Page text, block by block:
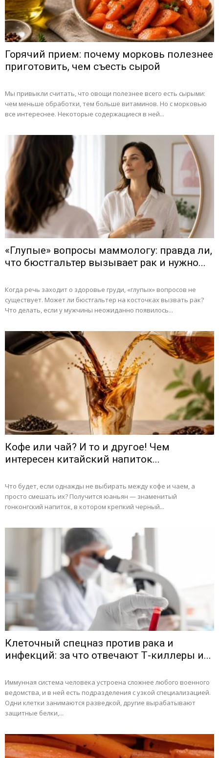
Горячий прием: почему морковь полезнее
приготовить, чем съесть сырой
Мы привыкли считать, что овощи полезнее всего есть сырыми:
чем меньше обработки, тем больше витаминов. Но с морковью
все интереснее. Некоторые содержащиеся в ней...
«Глупые» вопросы маммологу: правда ли,
что бюстгальтер вызывает рак и нужно...
Когда речь заходит о здоровье груди, «глупых» вопросов не
существует. Может ли бюстгальтер на косточках вызвать рак?
Что делать, если у мужчины неожиданно появилось...
Кофе или чай? И то и другое! Чем
интересен китайский напиток...
Что будет, если однажды не выбирать между кофе и чаем, а
просто смешать их? Получится юаньян — знаменитый
гонконгский напиток, в котором крепкий черный...
Клеточный спецназ против рака и
инфекций: за что отвечают Т-киллеры и...
Иммунная система человека устроена сложнее любого военного
ведомства, и в ней есть подразделения с узкой специализацией.
Одни клетки занимаются разведкой, другие вырабатывают
защитные белки,...